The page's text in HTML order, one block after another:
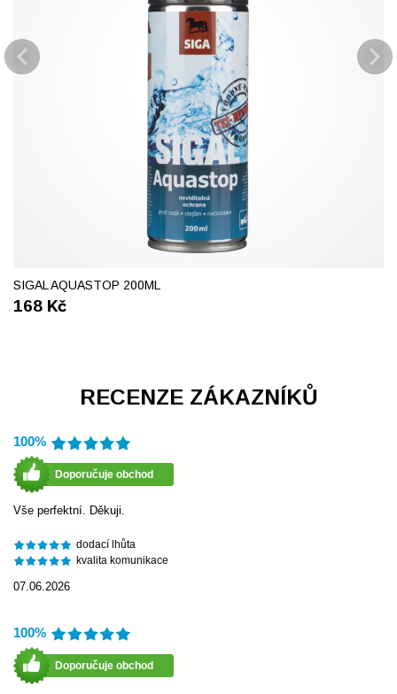
SIGAL AQUASTOP 200ML
168 Kč
RECENZE ZÁKAZNÍKŮ
100%
Doporučuje obchod
Vše perfektní. Děkuji.
dodací lhůta
kvalita komunikace
07.06.2026
100%
Doporučuje obchod